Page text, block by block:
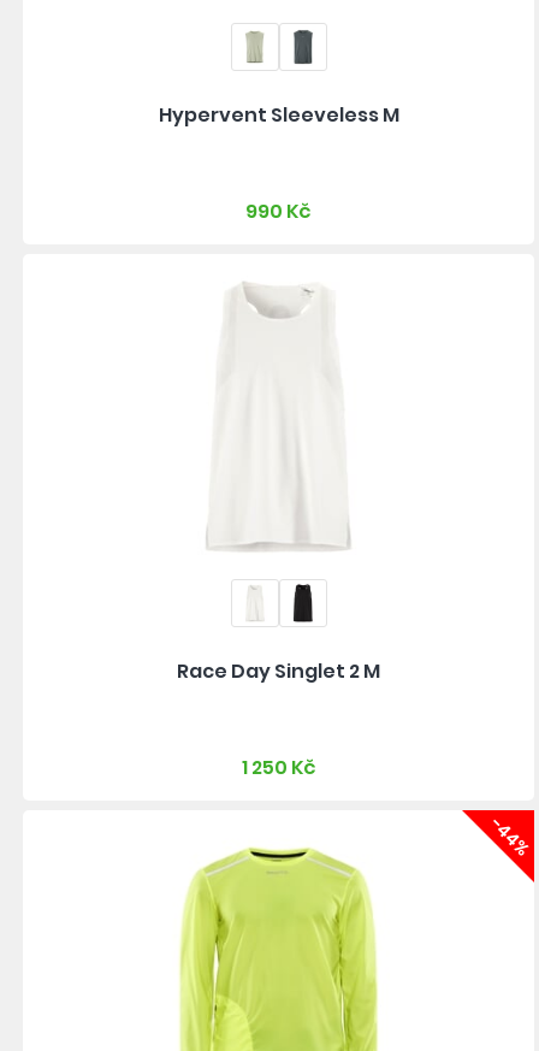
Hypervent Sleeveless M
990 Kč
Race Day Singlet 2 M
1 250 Kč
-44%